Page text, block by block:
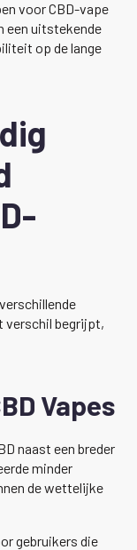
voor CBD-vape
een uitstekende
op de lange
verschil begrijpt,
Vapes
naast een breder
minder
de wettelijke
gebruikers die